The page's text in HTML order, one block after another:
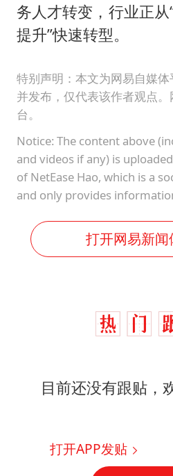
务人才转变，行业正从
提升”快速转型。
特别声明：本文为网易自媒体
并发布，仅代表该作者观点
台。
Notice: The content above
and videos if any) is
of NetEase Hao, which is a
and only provides
打开网易新闻
目前还没有跟贴，
打开APP发贴